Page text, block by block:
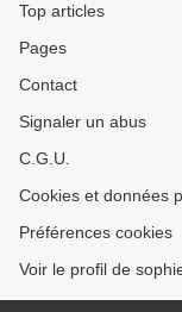
Top articles
Pages
Contact
Signaler un abus
C.G.U.
Cookies et données
Préférences cookies
Voir le profil de